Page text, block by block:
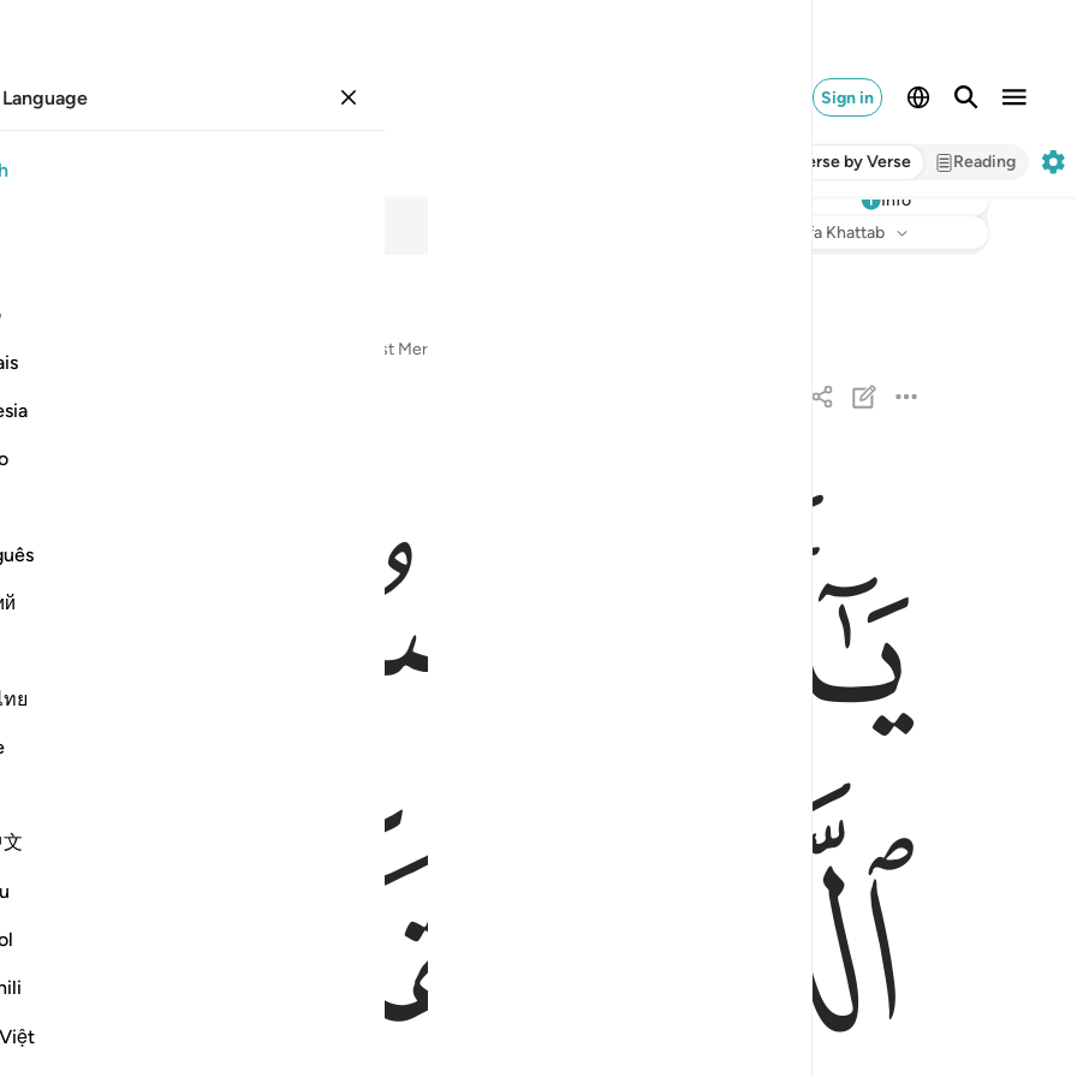
Sign in
ย
Verse by Verse Reading
word-by-word meaning, and transliteration.
Info
: Dr. Mustafa Khattab
In the Name of Allah—the Most Compassionate, Most Merciful
يَـٰٓأَيُّهَا ٱلنَّاسُ ٱتَّقُوا۟ رَبَّكُمُ ٱلَّذِى خَلَقَكُم مِّن نَّفْسٍۢ وَٰحِدَةٍۢ وَخَلَقَ مِنْهَا زَوْجَهَا وَبَثَّ مِنْهُمَا رِجَالًۭا كَثِيرًۭا وَنِسَآءًۭ
ﱁ ﱂ ﱃ
ﱅ
ﱆ